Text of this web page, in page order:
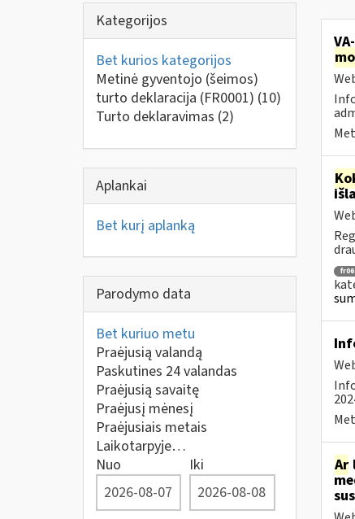
Kategorijos
Bet kurios kategorijos
Metinė gyventojo (šeimos)
turto deklaracija (FR0001) (10)
Turto deklaravimas (2)
Aplankai
Bet kurį aplanką
Parodymo data
Bet kuriuo metu
Praėjusią valandą
Paskutines 24 valandas
Praėjusią savaitę
Praėjusį mėnesį
Praėjusiais metais
Laikotarpyje…
Nuo
Iki Ar